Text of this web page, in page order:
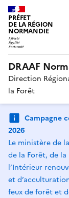
PRÉFET
DE LA RÉGION
NORMANDIE
DRAAF
Direction
la Forêt
Campagne
2026
Le ministère de
de la Forêt, de
l’Intérieur
et
feux de forêt et